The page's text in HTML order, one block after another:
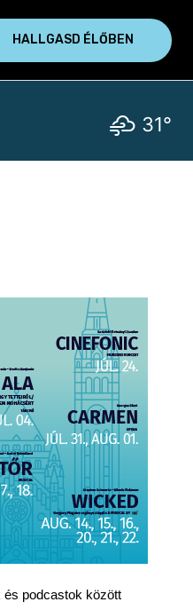
HALLGASD ÉLŐBEN
31°
és podcastok között